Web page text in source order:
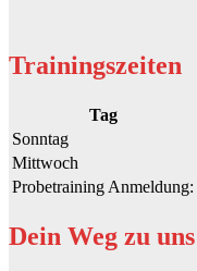
Trainingszeiten
Tag
Sonntag
Mittwoch
Probetraining Anmeldung:
Dein Weg zu uns